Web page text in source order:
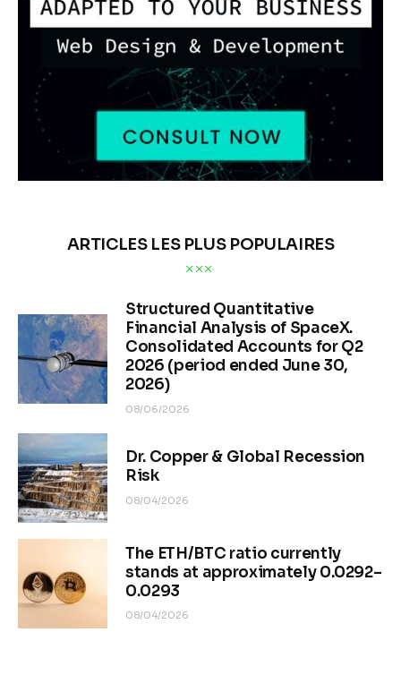
ARTICLES LES PLUS POPULAIRES
Structured Quantitative
Financial Analysis of SpaceX.
Consolidated Accounts for Q2
2026 (period ended June 30,
2026)
08/06/2026
Dr. Copper & Global Recession
Risk
08/04/2026
The ETH/BTC ratio currently
stands at approximately 0.0292–
0.0293
08/04/2026